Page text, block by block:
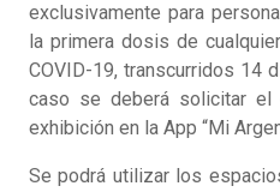
exclusivamente para
la primera dosis de
COVID-19, transcurridos 14
caso se deberá solicitar el
exhibición en la App “Mi
Se podrá utilizar los